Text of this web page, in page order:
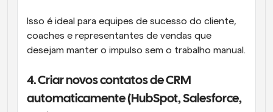
Isso é ideal para equipes de sucesso do cliente,
coaches e representantes de vendas que
desejam manter o impulso sem o trabalho manual.
4. Criar novos contatos de CRM
automaticamente (HubSpot, Salesforce,